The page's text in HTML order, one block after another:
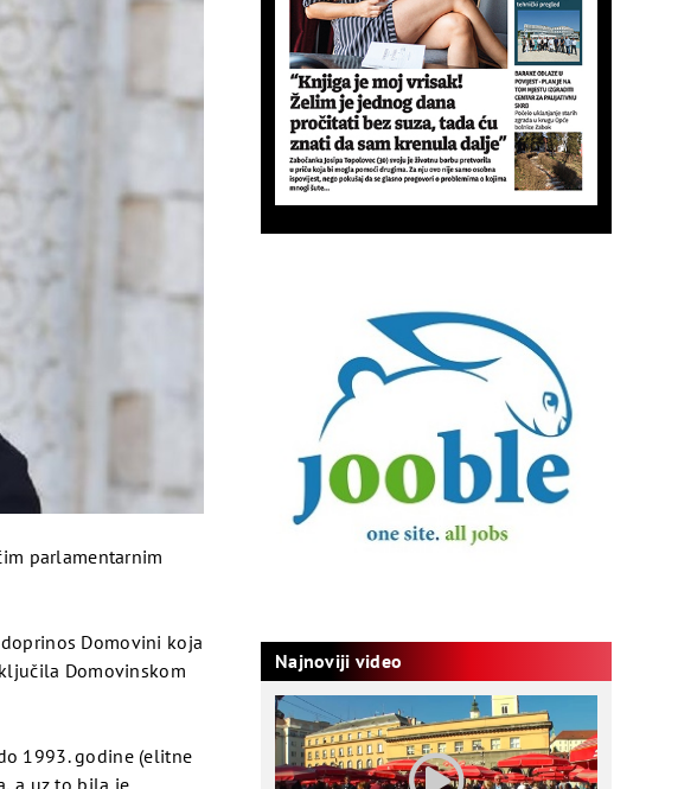
parlamentarnim
Domovini koja
Domovinskom
1993. godine (elitne
a uz to bila je
Najnoviji video